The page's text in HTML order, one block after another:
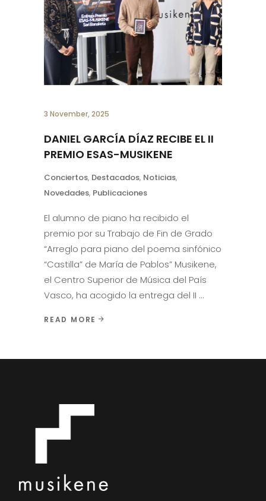
3 November, 2025
DANIEL GARCÍA DÍAZ RECIBE EL II
PREMIO ESAS-MUSIKENE
Conciertos, Destacados, Noticias,
Novedades, Publicaciones
El alumno de piano ha recibido el
premio por su Trabajo de Fin de Grado
“Arreglo para piano del poema sinfónico
“Castilla” de María de Pablos” Musikene,
el Centro Superior de Música del País
Vasco, ha acogido la entrega del II
READ MORE